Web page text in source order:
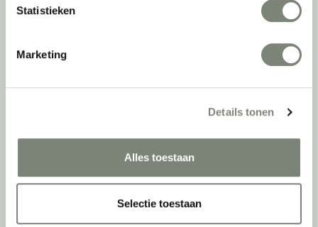
Statistieken
Marketing
Details tonen
Alles toestaan
Selectie toestaan
Duo bureaus
Akoestische oplossingen
Tafels
Elektrificatie